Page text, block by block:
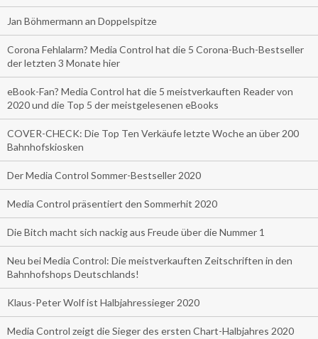
Jan Böhmermann an Doppelspitze
Corona Fehlalarm? Media Control hat die 5 Corona-Buch-Bestseller
der letzten 3 Monate hier
eBook-Fan? Media Control hat die 5 meistverkauften Reader von
2020 und die Top 5 der meistgelesenen eBooks
COVER-CHECK: Die Top Ten Verkäufe letzte Woche an über 200
Bahnhofskiosken
Der Media Control Sommer-Bestseller 2020
Media Control präsentiert den Sommerhit 2020
Die Bitch macht sich nackig aus Freude über die Nummer 1
Neu bei Media Control: Die meistverkauften Zeitschriften in den
Bahnhofshops Deutschlands!
Klaus-Peter Wolf ist Halbjahressieger 2020
Media Control zeigt die Sieger des ersten Chart-Halbjahres 2020